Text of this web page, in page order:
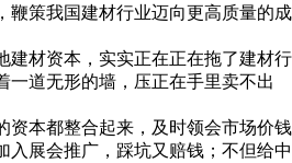
鞭策我国建材行业迈向更高质量的成
材资本，实实正在正在拖了建材行
一道无形的墙，压正在手里卖不出
本都整合起来，及时领会市场价钱
展会推广，踩坑又赔钱；不但给中